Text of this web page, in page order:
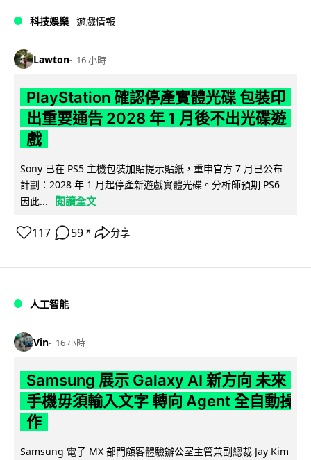
科技娛樂 遊戲情報
Lawton 16 小時
PlayStation 確認停產實體光碟 包裝印
出重要通告 2028 年 1 月後不出光碟遊
戲
Sony 已在 PS5 主機包裝加貼提示貼紙，重申官方 7 月已公布
計劃：2028 年 1 月起停產新遊戲實體光碟。分析師預期 PS6
因此...
閱讀全文
117 59 ↗ 分享
人工智能
Vin 16 小時
Samsung 展示 Galaxy AI 新方向 未來
手機毋須輸入文字 轉向 Agent 全自動操
作
Samsung 電子 MX 部門顧客體驗辦公室主管兼副總裁 Jay Kim